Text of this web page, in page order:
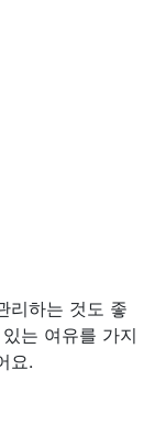
리하는 것도 좋
는 여유를 가지
요.